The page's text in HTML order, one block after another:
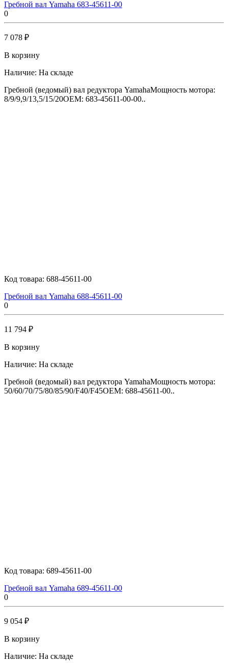
Гребной вал Yamaha 683-45611-00
0
7 078 ₽
В корзину
Наличие: На складе
Гребной (ведомый) вал редуктора YamahaМощность мотора:
8/9/9,9/13,5/15/20OEM: 683-45611-00-00..
Код товара: 688-45611-00
Гребной вал Yamaha 688-45611-00
0
11 794 ₽
В корзину
Наличие: На складе
Гребной (ведомый) вал редуктора YamahaМощность мотора:
50/60/70/75/80/85/90/F40/F45OEM: 688-45611-00..
Код товара: 689-45611-00
Гребной вал Yamaha 689-45611-00
0
9 054 ₽
В корзину
Наличие: На складе